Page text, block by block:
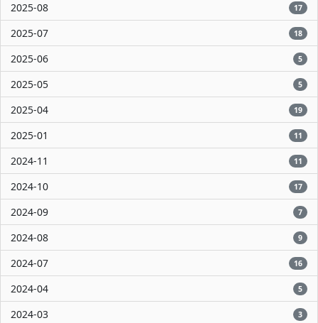
2025-08 17
2025-07 18
2025-06 5
2025-05 5
2025-04 19
2025-01 11
2024-11 11
2024-10 17
2024-09 7
2024-08 9
2024-07 16
2024-04 5
2024-03 3